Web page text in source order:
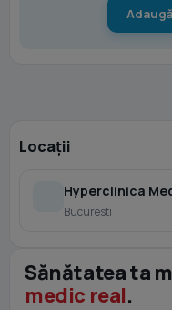
Locații
Hyperclinica
Bucuresti
Sănătatea ta
medic real.